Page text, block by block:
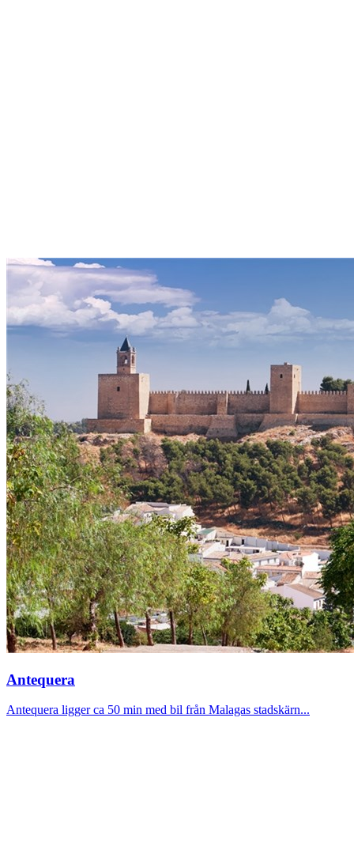
Antequera
Antequera ligger ca 50 min med bil från Malagas stadskärn...